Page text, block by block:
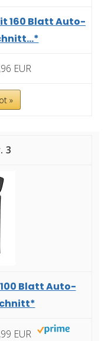
160 Blatt Auto-
EUR
»
3
Blatt Auto-
EUR